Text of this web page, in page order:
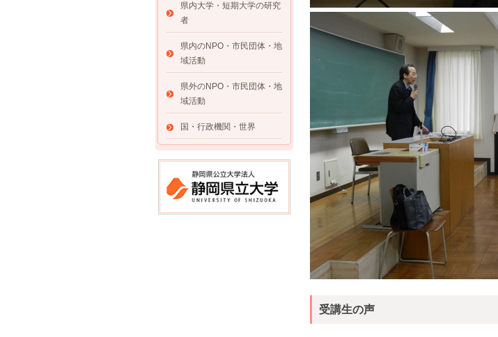
県内大学・短期大学の研究
者
県内のNPO・市民団体・地
域活動
県外のNPO・市民団体・地
域活動
国・行政機関・世界
受講生の声